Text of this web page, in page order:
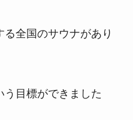
全国のサウナがあり
う目標ができました